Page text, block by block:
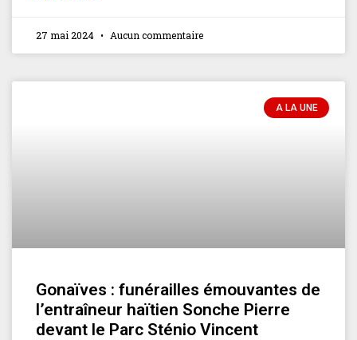
27 mai 2024 Aucun commentaire
A LA UNE
Gonaïves : funérailles émouvantes de
l’entraîneur haïtien Sonche Pierre
devant le Parc Sténio Vincent